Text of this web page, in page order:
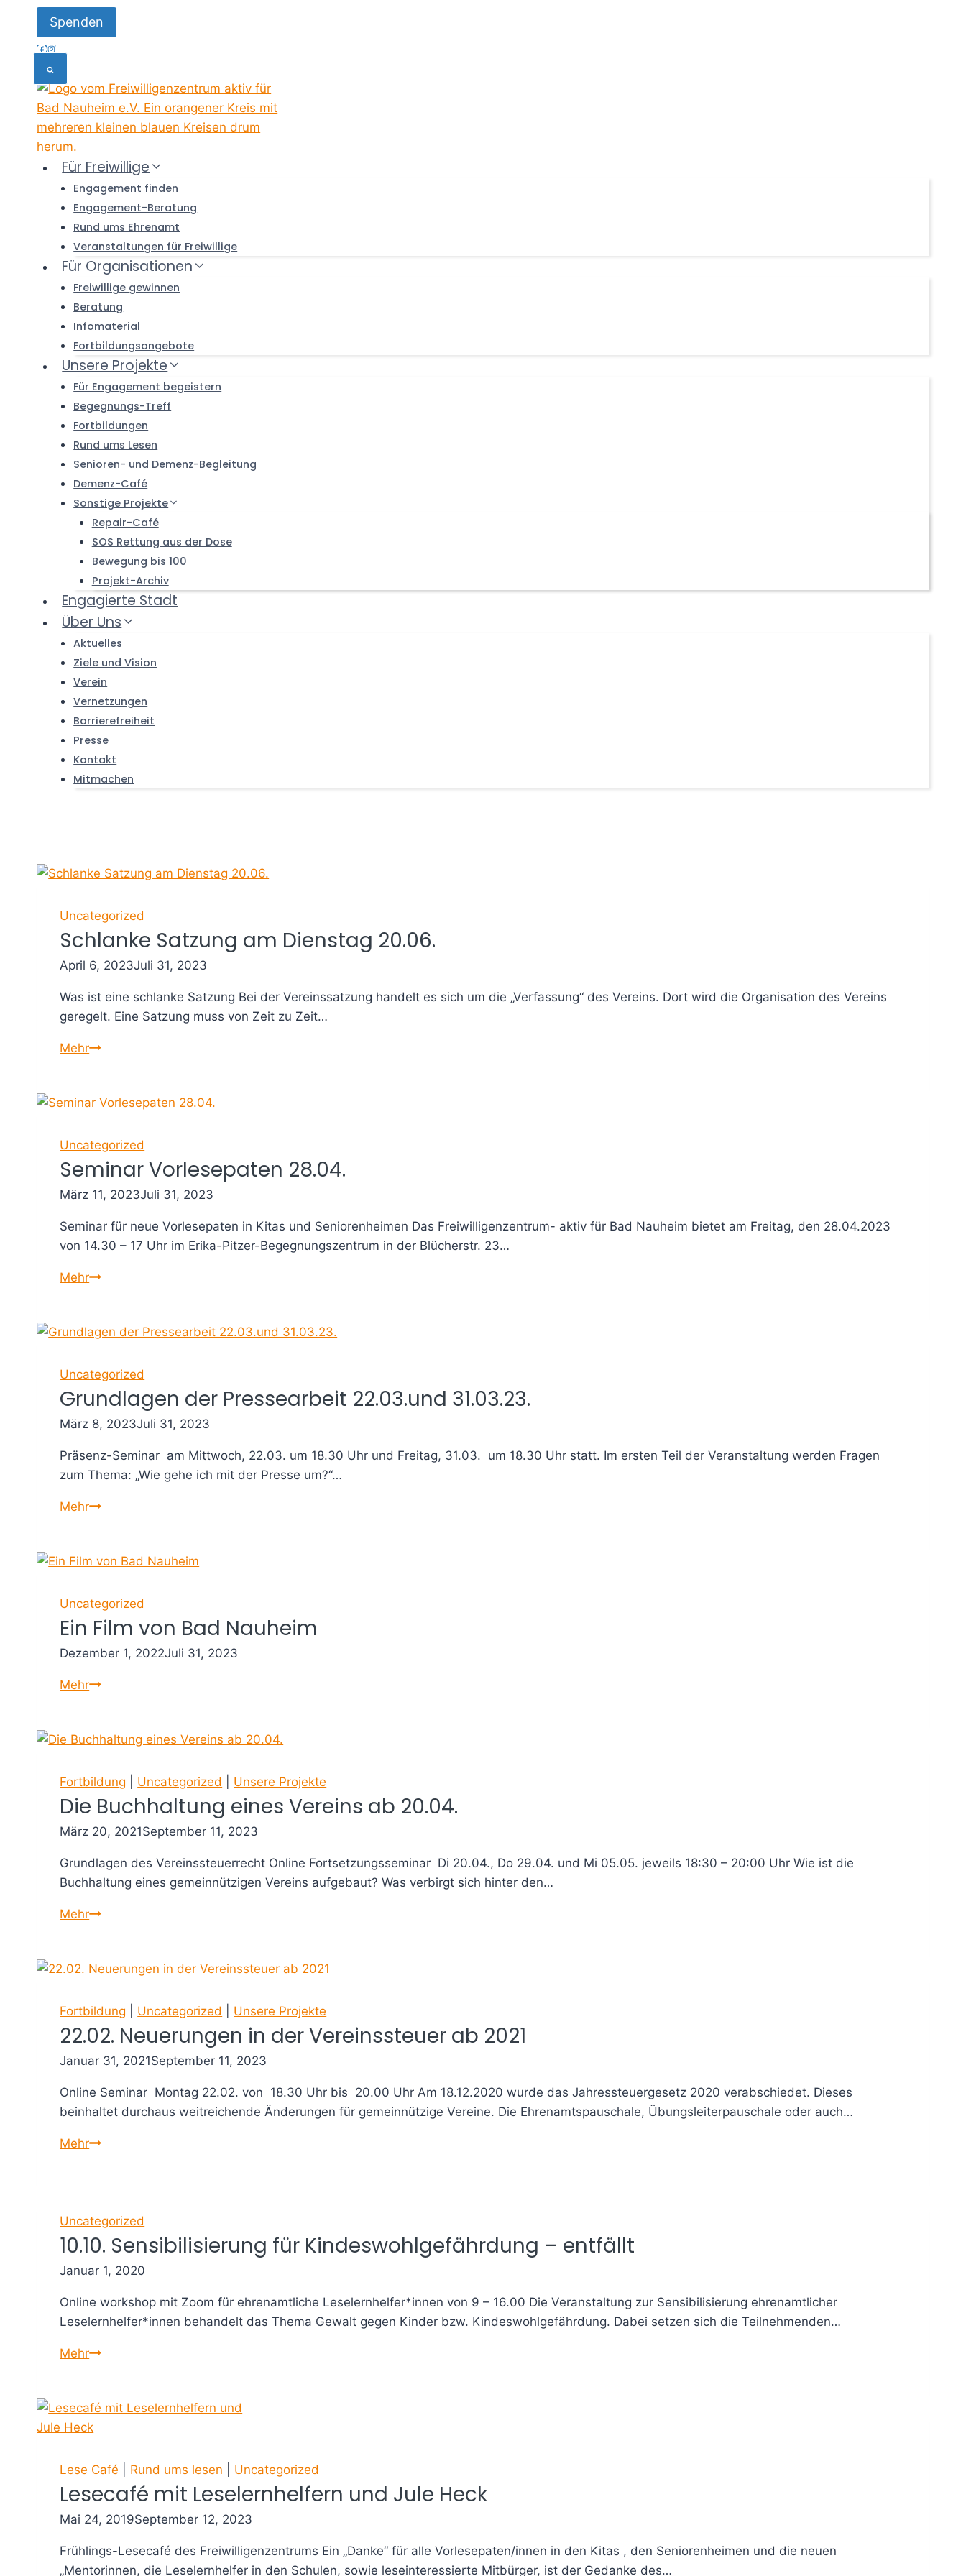
content
Spenden
Für Freiwillige
Engagement finden
Engagement-Beratung
Rund ums Ehrenamt
Veranstaltungen für Freiwillige
Für Organisationen
Freiwillige gewinnen
Beratung
Infomaterial
Fortbildungsangebote
Unsere Projekte
Für Engagement begeistern
Begegnungs-Treff
Fortbildungen
Rund ums Lesen
Senioren- und Demenz-Begleitung
Demenz-Café
Sonstige Projekte
Repair-Café
SOS Rettung aus der Dose
Bewegung bis 100
Projekt-Archiv
Engagierte Stadt
Über Uns
Aktuelles
Ziele und Vision
Verein
Vernetzungen
Barrierefreiheit
Presse
Kontakt
Mitmachen
Uncategorized
Schlanke Satzung am Dienstag 20.06.
April 6, 2023Juli 31, 2023
Was ist eine schlanke Satzung Bei der Vereinssatzung handelt es sich um die „Verfassung“ des Vereins. Dort wird die Organisation des Vereins
geregelt. Eine Satzung muss von Zeit zu Zeit…
MehrSchlanke
Dienstag
Uncategorized
Seminar Vorlesepaten 28.04.
März 11, 2023Juli 31, 2023
Seminar für neue Vorlesepaten in Kitas und Seniorenheimen Das Freiwilligenzentrum- aktiv für Bad Nauheim bietet am Freitag, den 28.04.2023
von 14.30 – 17 Uhr im Erika-Pitzer-Begegnungszentrum in der Blücherstr. 23…
MehrSeminar
Uncategorized
Grundlagen der Pressearbeit 22.03.und 31.03.23.
März 8, 2023Juli 31, 2023
Präsenz-Seminar am Mittwoch, 22.03. um 18.30 Uhr und Freitag, 31.03. um 18.30 Uhr statt. Im ersten Teil der Veranstaltung werden Fragen
zum Thema: „Wie gehe ich mit der Presse um?“…
MehrGrundlagen
22.03.und
Uncategorized
Ein Film von Bad Nauheim
Dezember 1, 2022Juli 31, 2023
MehrEin
Bad
Fortbildung
Uncategorized Unsere Projekte
Die Buchhaltung eines Vereins ab 20.04.
März 20, 2021September 11, 2023
Grundlagen des Vereinssteuerrecht Online Fortsetzungsseminar Di 20.04., Do 29.04. und Mi 05.05. jeweils 18:30 – 20:00 Uhr Wie ist die
Buchhaltung eines gemeinnützigen Vereins aufgebaut? Was verbirgt sich hinter den…
MehrDie
Vereins
20.04.
Fortbildung Uncategorized Unsere Projekte
22.02. Neuerungen in der Vereinssteuer ab 2021
Januar 31, 2021September 11, 2023
Online Seminar Montag 22.02. von 18.30 Uhr bis 20.00 Uhr Am 18.12.2020 wurde das Jahressteuergesetz 2020 verabschiedet. Dieses
beinhaltet durchaus weitreichende Änderungen für gemeinnützige Vereine. Die Ehrenamtspauschale, Übungsleiterpauschale oder auch…
Mehr22.02.
Vereinssteuer
ab
Uncategorized
10.10. Sensibilisierung für Kindeswohlgefährdung – entfällt
Januar 1, 2020
Online workshop mit Zoom für ehrenamtliche Leselernhelfer*innen von 9 – 16.00 Die Veranstaltung zur Sensibilisierung ehrenamtlicher
Leselernhelfer*innen behandelt das Thema Gewalt gegen Kinder bzw. Kindeswohlgefährdung. Dabei setzen sich die Teilnehmenden…
Mehr10.10.
Kindeswohlgefährdung
–
Lese Café
Rund ums lesen Uncategorized
Lesecafé mit Leselernhelfern und Jule Heck
Mai 24, 2019September 12, 2023
Frühlings-Lesecafé des Freiwilligenzentrums Ein „Danke“ für alle Vorlesepaten/innen in den Kitas , den Seniorenheimen und die neuen
„Mentorinnen, die Leselernhelfer in den Schulen, sowie leseinteressierte Mitbürger, ist der Gedanke des…